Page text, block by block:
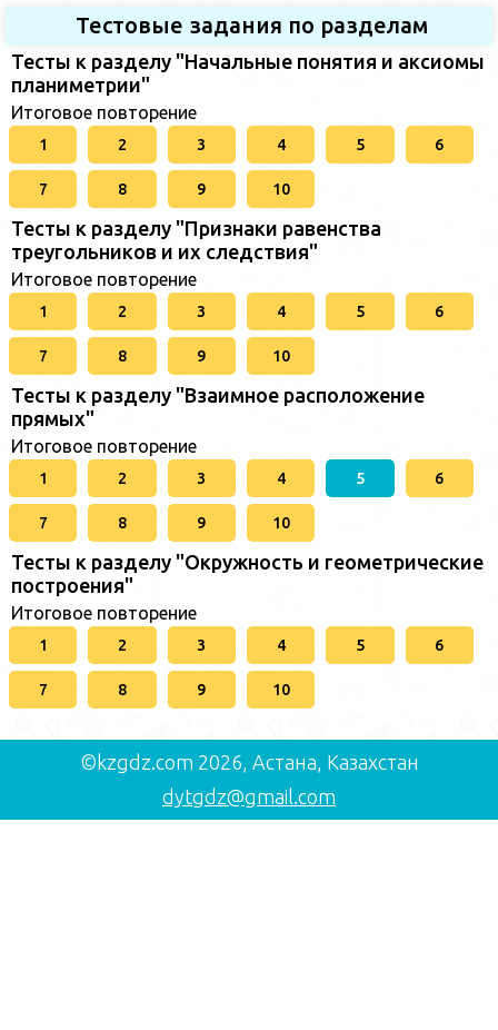
Тестовые задания по разделам
Тесты к разделу "Начальные понятия и аксиомы
планиметрии"
Итоговое повторение
1 2 3 4 5 6
7 8 9 10
Тесты к разделу "Признаки равенства
треугольников и их следствия"
Итоговое повторение
1 2 3 4 5 6
7 8 9 10
Тесты к разделу "Взаимное расположение
прямых"
Итоговое повторение
1 2 3 4 5 6
7 8 9 10
Тесты к разделу "Окружность и геометрические
построения"
Итоговое повторение
1 2 3 4 5 6
7 8 9 10
©kzgdz.com 2026, Астана, Казахстан
dytgdz@gmail.com